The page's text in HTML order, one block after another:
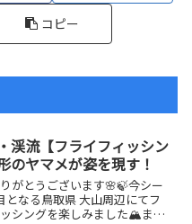
コピー
渓流【フライフィッシン
のヤマメが姿を現す！
がとうございます🌸🍃今シー
となる鳥取県 大山周辺にてフ
シングを楽しみました🏔まも